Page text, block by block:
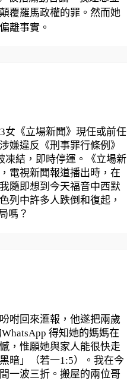
覆羅馬政權的罪。然而她
離事實。
3女《立場新聞》現任或前任
嫌違反《刑事罪行條例》
凍結，即時停運。《立場新
電視新聞報道播出時，在
隨即想到今天福音中西默
列中許多人跌倒和復起，
嗎？
咐回來滙報，他遂把兩歲
WhatsApp 得知她的媽媽在
，惟願她與家人能很快走
暗」（若一1:5）。我在今
一波三折。搬屋的兩位哥